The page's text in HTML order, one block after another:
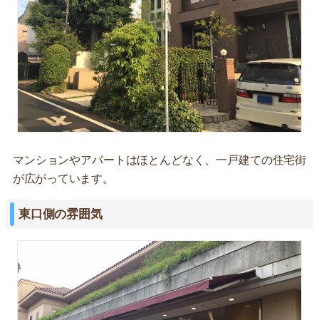
マンションやアパートはほとんどなく、一戸建ての住宅街
が広がっています。
東口側の雰囲気